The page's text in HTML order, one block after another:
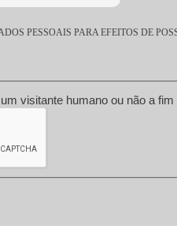
PESSOAIS PARA EFEITOS DE
Esta